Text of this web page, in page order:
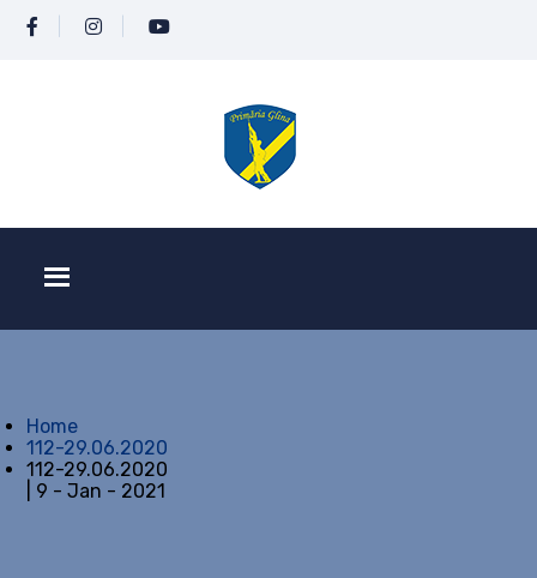
Home
112-29.06.2020
112-29.06.2020
| 9 - Jan - 2021